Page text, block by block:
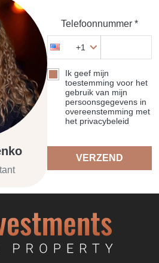
Telefoonnummer *
+1
Ik geef mijn
toestemming voor het
gebruik van mijn
persoonsgegevens in
overeenstemming met
het privacybeleid
VERZEND